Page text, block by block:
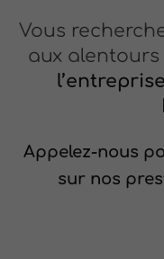
Vous
aux
Appelez-nous
sur nos